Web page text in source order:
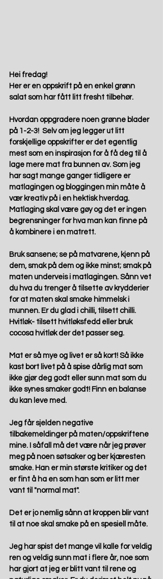
Hei fredag!
Her er en oppskrift på en enkel grønn
salat som har fått litt fresht tilbehør.
Hvordan oppgradere noen grønne blader
på 1-2-3!  Selv om jeg legger ut litt
forskjellige oppskrifter er det egentlig
mest som en inspirasjon for å få deg til å
lage mere mat fra bunnen av. Som jeg
har sagt mange ganger tidligere er
matlagingen og bloggingen min måte å
vær kreativ på i en hektisk hverdag.
Matlaging skal være gøy og det er ingen
begrensninger for hva man kan finne på
å kombinere i en matrett.
Bruk sansene; se på matvarene, kjenn på
dem, smak på dem og ikke minst; smak på
maten underveis i matlagingen. Sånn vet
du hva du trenger å tilsette av krydderier
for at maten skal smake himmelsk i
munnen. Er du glad i chilli, tilsett chilli.
Hvitløk- tilsett hvitløksfedd eller bruk
cocosa hvitløk der det passer seg.
Mat er så mye og livet er så kort! Så ikke
kast bort livet på å spise dårlig mat som
ikke gjør deg godt eller sunn mat som du
ikke synes smaker godt! Finn en balanse
du kan leve med.
Jeg får sjelden negative
tilbakemeldinger på maten/oppskriftene
mine. I såfall må det være når jeg prøver
meg på noen søtsaker og ber kjæresten
smake. Han er min største kritiker og det
er fint å ha en som han som er litt mer
vant til "normal mat".
Det er jo nemlig sånn at kroppen blir vant
til at noe skal smake på en spesiell måte.
Jeg har spist det mange vil kalle for veldig
ren og veldig sunn mat i flere år, noe som
har gjort at jeg er blitt vant til rene og